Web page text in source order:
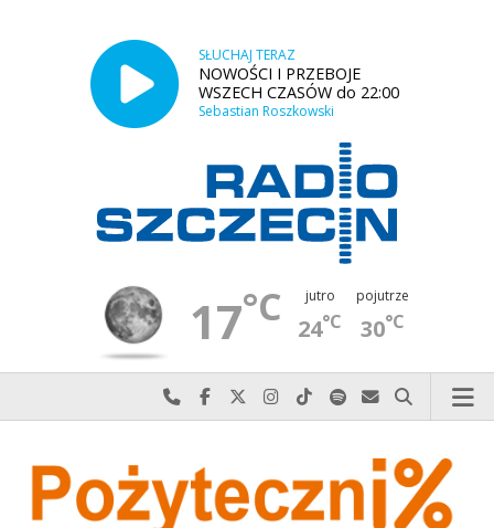
SŁUCHAJ TERAZ
NOWOŚCI I PRZEBOJE
WSZECH CZASÓW do 22:00
Sebastian Roszkowski
17°C jutro
24°C
pojutrze
30°C
Najlepiej po prostu do nas zadzwoń
Odwiedź nas na Facebook-u
Odwiedź nas na X
Odwiedź nas na Instagram-ie
Odwiedź nas na TikTok-u
Szukaj nas na Spotify
Wyślij do nas
Szukaj